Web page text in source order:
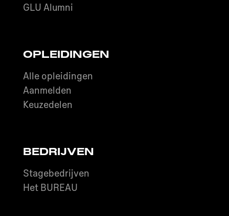
GLU Alumni
OPLEIDINGEN
Alle opleidingen
Aanmelden
Keuzedelen
BEDRIJVEN
Stagebedrijven
Het BUREAU